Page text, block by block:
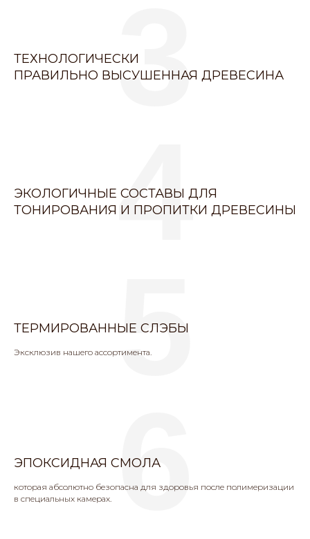
ТЕХНОЛОГИЧЕСКИ
ПРАВИЛЬНО ВЫСУШЕННАЯ ДРЕВЕСИНА
3
ЭКОЛОГИЧНЫЕ СОСТАВЫ ДЛЯ
ТОНИРОВАНИЯ И ПРОПИТКИ ДРЕВЕСИНЫ
4
ТЕРМИРОВАННЫЕ СЛЭБЫ
Эксклюзив нашего ассортимента.5
ЭПОКСИДНАЯ СМОЛА
которая абсолютно безопасна для здоровья после полимеризации
в специальных камерах.
6